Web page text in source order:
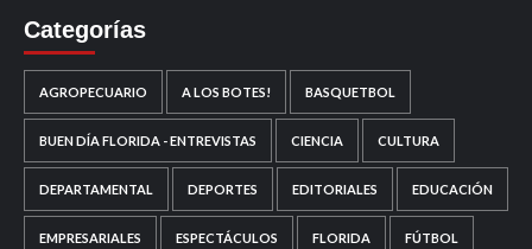
Categorías
AGROPECUARIO A LOS BOTES! BASQUETBOL
BUEN DÍA FLORIDA - ENTREVISTAS CIENCIA CULTURA
DEPARTAMENTAL DEPORTES EDITORIALES EDUCACIÓN
EMPRESARIALES ESPECTÁCULOS FLORIDA FÚTBOL